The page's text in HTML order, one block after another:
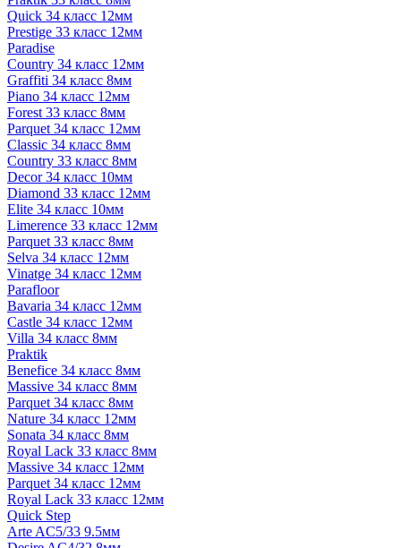
Quick 34 класс 12мм
Prestige 33 класс 12мм
Paradise
Country 34 класс 12мм
Graffiti 34 класс 8мм
Piano 34 класс 12мм
Forest 33 класс 8мм
Parquet 34 класс 12мм
Classic 34 класс 8мм
Country 33 класс 8мм
Decor 34 класс 10мм
Diamond 33 класс 12мм
Elite 34 класс 10мм
Limerence 33 класс 12мм
Parquet 33 класс 8мм
Selva 34 класс 12мм
Vinatge 34 класс 12мм
Parafloor
Bavaria 34 класс 12мм
Castle 34 класс 12мм
Villa 34 класс 8мм
Praktik
Benefice 34 класс 8мм
Massive 34 класс 8мм
Parquet 34 класс 8мм
Nature 34 класс 12мм
Sonata 34 класс 8мм
Royal Lack 33 класс 8мм
Massive 34 класс 12мм
Parquet 34 класс 12мм
Royal Lack 33 класс 12мм
Quick Step
Arte AC5/33 9.5мм